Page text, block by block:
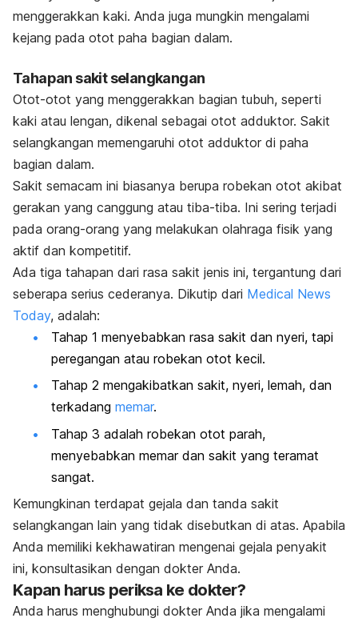
menggerakkan kaki. Anda juga mungkin mengalami
kejang pada otot paha bagian dalam.
Tahapan sakit selangkangan
Otot-otot yang menggerakkan bagian tubuh, seperti
kaki atau lengan, dikenal sebagai otot adduktor. Sakit
selangkangan memengaruhi otot adduktor di paha
bagian dalam.
Sakit semacam ini biasanya berupa robekan otot akibat
gerakan yang canggung atau tiba-tiba. Ini sering terjadi
pada orang-orang yang melakukan olahraga fisik yang
aktif dan kompetitif.
Ada tiga tahapan dari rasa sakit jenis ini, tergantung dari
seberapa serius cederanya. Dikutip dari Medical News
Today, adalah:
Tahap 1 menyebabkan rasa sakit dan nyeri, tapi
peregangan atau robekan otot kecil.
Tahap 2 mengakibatkan sakit, nyeri, lemah, dan
terkadang memar.
Tahap 3 adalah robekan otot parah,
menyebabkan memar dan sakit yang teramat
sangat.
Kemungkinan terdapat gejala dan tanda sakit
selangkangan lain yang tidak disebutkan di atas. Apabila
Anda memiliki kekhawatiran mengenai gejala penyakit
ini, konsultasikan dengan dokter Anda.
Kapan harus periksa ke dokter?
Anda harus menghubungi dokter Anda jika mengalami